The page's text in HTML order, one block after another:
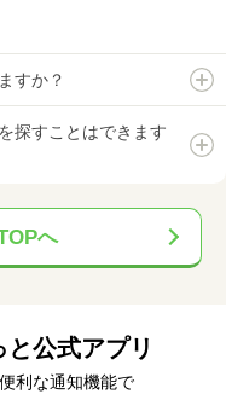
すか？
探すことはできます
へ
公式アプリ
利な通知機能で